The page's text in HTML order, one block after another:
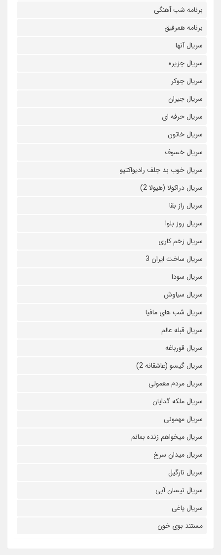
برنامه شب آهنگی
برنامه همرفیق
سریال آنها
سریال جزیره
سریال جوکر
سریال جیران
سریال حرفه ای
سریال خاتون
سریال خسوف
سریال خوب بد جلف رادیواکتیو
سریال دراکولا (هیولا 2)
سریال راز بقا
سریال روز بلوا
سریال زخم کاری
سریال ساخت ایران 3
سریال سودا
سریال سیاوش
سریال شب های مافیا
سریال قبله عالم
سریال قورباغه
سریال گیسو (عاشقانه 2)
سریال مردم معمولی
سریال ملکه گدایان
سریال مهمونی
سریال میخواهم زنده بمانم
سریال میدان سرخ
سریال نارگیل
سریال نیسان آبی
سریال یاغی
مستند بوی خون